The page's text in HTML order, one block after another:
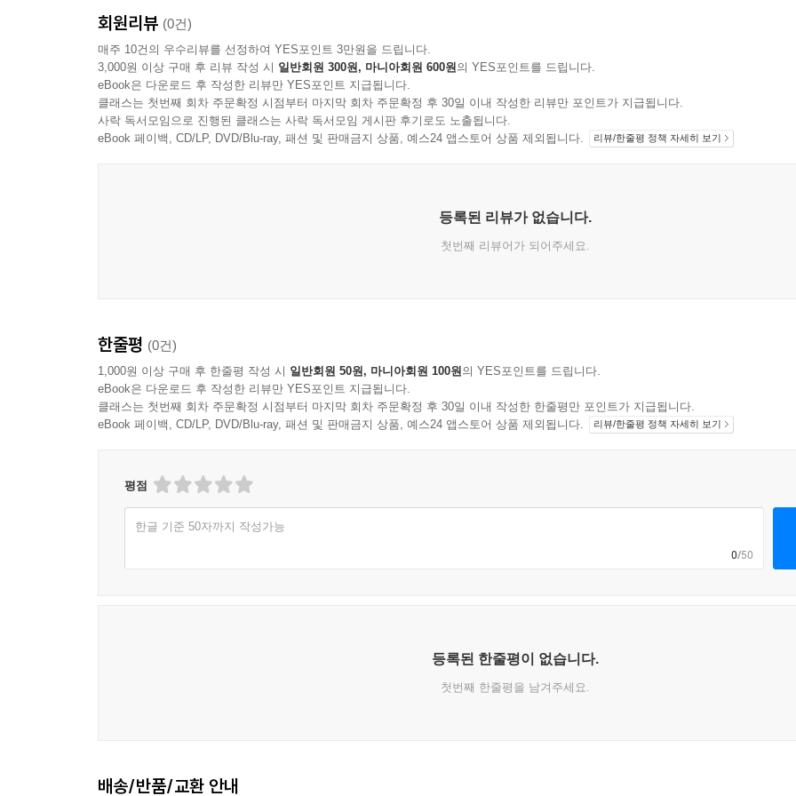
회원리뷰 (0건)
매주 10건의 우수리뷰를 선정하여 YES포인트 3만원을 드립니다.
3,000원 이상 구매 후 리뷰 작성 시 일반회원 300원, 마니아회원 600원의 YES포인트를 드립니다.
eBook은 다운로드 후 작성한 리뷰만 YES포인트 지급됩니다.
클래스는 첫번째 회차 주문확정 시점부터 마지막 회차 주문확정 후 30일 이내 작성한 리뷰만 포인트가 지급됩니다.
사락 독서모임으로 진행된 클래스는 사락 독서모임 게시판 후기로도 노출됩니다.
eBook 페이백, CD/LP, DVD/Blu-ray, 패션 및 판매금지 상품, 예스24 앱스토어 상품 제외됩니다.
리뷰/한줄평 정책 자세히 보기
등록된 리뷰가 없습니다.
첫번째 리뷰어가 되어주세요.
한줄평 (0건)
1,000원 이상 구매 후 한줄평 작성 시 일반회원 50원, 마니아회원 100원의 YES포인트를 드립니다.
eBook은 다운로드 후 작성한 리뷰만 YES포인트 지급됩니다.
클래스는 첫번째 회차 주문확정 시점부터 마지막 회차 주문확정 후 30일 이내 작성한 한줄평만 포인트가 지급됩니다.
eBook 페이백, CD/LP, DVD/Blu-ray, 패션 및 판매금지 상품, 예스24 앱스토어 상품 제외됩니다.
리뷰/한줄평 정책 자세히 보기
평점
한글 기준 50자까지 작성가능
0/50
등록된 한줄평이 없습니다.
첫번째 한줄평을 남겨주세요.
배송/반품/교환 안내